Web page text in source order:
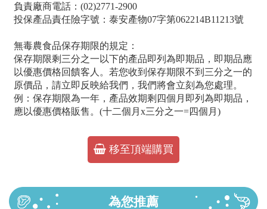
負責廠商電話：(02)2771-2900
投保產品責任險字號：泰安產物07字第062214B11213號
無毒農食品保存期限的規定：
保存期限剩三分之一以下的產品即列為即期品，即期品應
以優惠價格回饋客人。若您收到保存期限不到三分之一的
原價品，請立即反映給我們，我們將會立刻為您處理。
例：保存期限為一年，產品效期剩四個月即列為即期品，
應以優惠價格販售。(十二個月x三分之一=四個月)
移至頂端購買
為您推薦